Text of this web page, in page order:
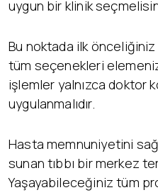
uygun bir klinik
Bu noktada ilk
tüm seçenekleri
işlemler yalnızca doktor
uygulanmalıdır.
Hasta memnuniyetini
sunan tıbbı bir merkez
Yaşayabileceğiniz tüm